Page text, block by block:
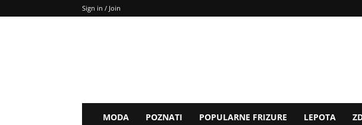
Sign in / Join
MODA POZNATI POPULARNE FRIZURE LEPOTA